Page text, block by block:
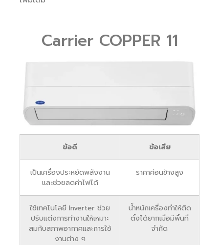
Carrier COPPER 11
ข้อดี ข้อเสีย
เป็นเครื่องประหยัดพลังงาน
และช่วยลดค่าไฟได้
ราคาค่อนข้างสูง
ใช้เทคโนโลยี Inverter ช่วย
ปรับแต่งการทำงานให้เหมาะ
สมกับสภาพอากาศและการใช้
งานต่าง ๆ
น้ำหนักเครื่องทำให้ติด
ตั้งได้ยากเมื่อมีพื้นที่
จำกัด